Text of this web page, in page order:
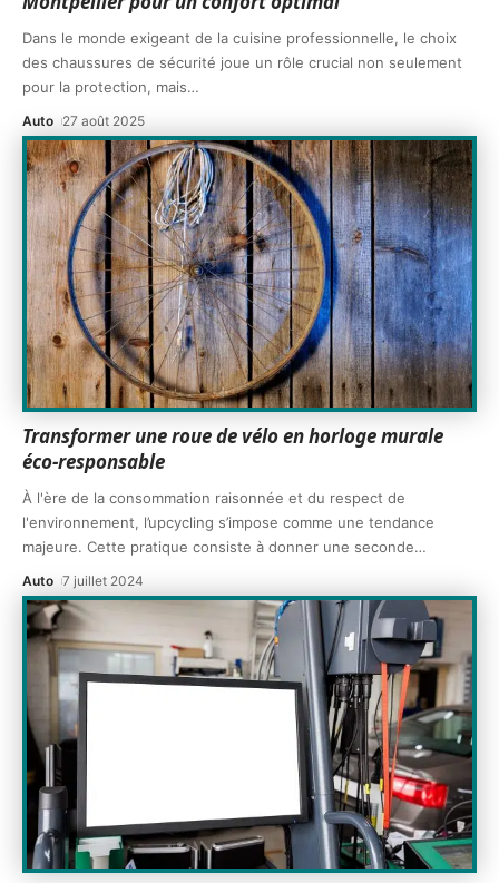
Dans le monde exigeant de la cuisine professionnelle, le choix
des chaussures de sécurité joue un rôle crucial non seulement
pour la protection, mais…
Auto 27 août 2025
Transformer une roue de vélo en horloge murale
éco-responsable
À l'ère de la consommation raisonnée et du respect de
l'environnement, l’upcycling s’impose comme une tendance
majeure. Cette pratique consiste à donner une seconde…
Auto 7 juillet 2024